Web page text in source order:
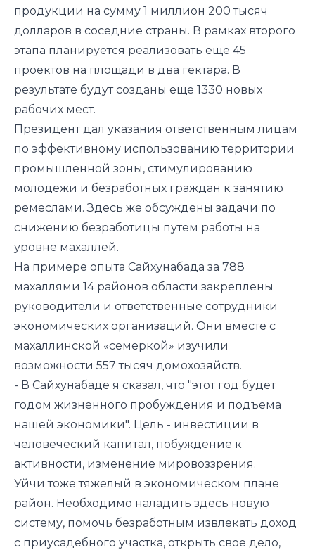
продукции на сумму 1 миллион 200 тысяч
долларов в соседние страны. В рамках второго
этапа планируется реализовать еще 45
проектов на площади в два гектара. В
результате будут созданы еще 1330 новых
рабочих мест.
Президент дал указания ответственным лицам
по эффективному использованию территории
промышленной зоны, стимулированию
молодежи и безработных граждан к занятию
ремеслами. Здесь же обсуждены задачи по
снижению безработицы путем работы на
уровне махаллей.
На примере опыта Сайхунабада за 788
махаллями 14 районов области закреплены
руководители и ответственные сотрудники
экономических организаций. Они вместе с
махаллинской «семеркой» изучили
возможности 557 тысяч домохозяйств.
- В Сайхунабаде я сказал, что "этот год будет
годом жизненного пробуждения и подъема
нашей экономики". Цель - инвестиции в
человеческий капитал, побуждение к
активности, изменение мировоззрения.
Уйчи тоже тяжелый в экономическом плане
район. Необходимо наладить здесь новую
систему, помочь безработным извлекать доход
с приусадебного участка, открыть свое дело,